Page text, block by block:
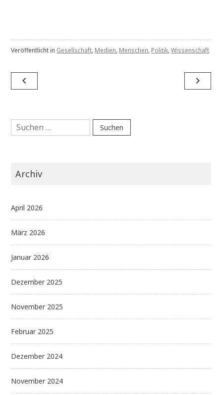
Veröffentlicht in Gesellschaft, Medien, Menschen, Politik,Wissenschaft
Beitragsnavigation
navigate_before navigate_next
Suchen
nach:
Archiv
April 2026
März 2026
Januar 2026
Dezember 2025
November 2025
Februar 2025
Dezember 2024
November 2024